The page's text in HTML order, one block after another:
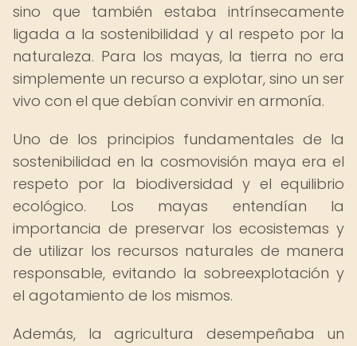
sino que también estaba intrínsecamente
ligada a la sostenibilidad y al respeto por la
naturaleza. Para los mayas, la tierra no era
simplemente un recurso a explotar, sino un ser
vivo con el que debían convivir en armonía.
Uno de los principios fundamentales de la
sostenibilidad en la cosmovisión maya era el
respeto por la biodiversidad y el equilibrio
ecológico. Los mayas entendían la
importancia de preservar los ecosistemas y
de utilizar los recursos naturales de manera
responsable, evitando la sobreexplotación y
el agotamiento de los mismos.
Además, la agricultura desempeñaba un